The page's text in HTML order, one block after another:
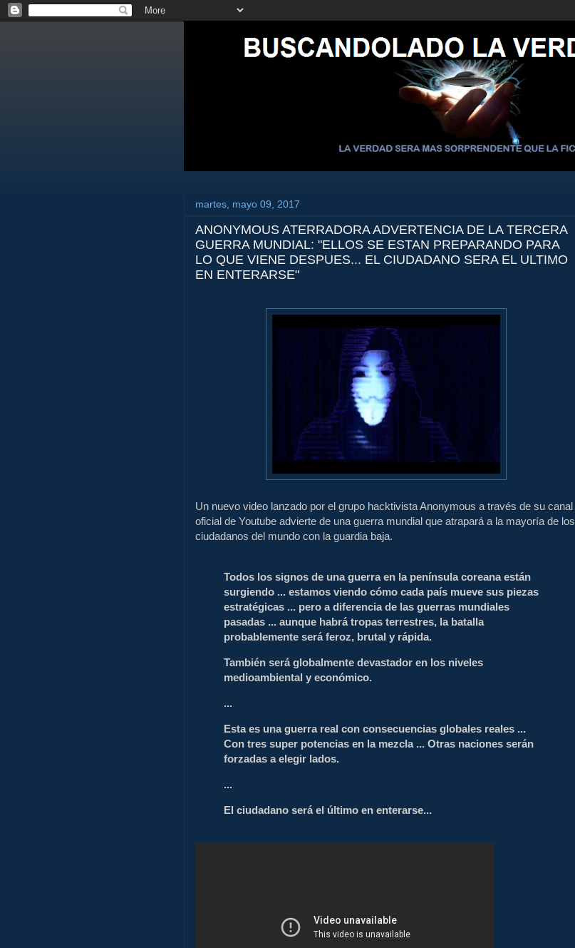
martes, mayo 09, 2017
ANONYMOUS ATERRADORA ADVERTENCIA DE LA TERCERA
GUERRA MUNDIAL: "ELLOS SE ESTAN PREPARANDO PARA
LO QUE VIENE DESPUES... EL CIUDADANO SERA EL ULTIMO
EN ENTERARSE"
Un nuevo video lanzado por el grupo hacktivista Anonymous a través de su canal
oficial de Youtube advierte de una guerra mundial que atrapará a la mayoría de los
ciudadanos del mundo con la guardia baja.
Todos los signos de una guerra en la península coreana están
surgiendo ... estamos viendo cómo cada país mueve sus piezas
estratégicas ... pero a diferencia de las guerras mundiales
pasadas ... aunque habrá tropas terrestres, la batalla
probablemente será feroz, brutal y rápida.
También será globalmente devastador en los niveles
medioambiental y económico.
...
Esta es una guerra real con consecuencias globales reales ...
Con tres super potencias en la mezcla ... Otras naciones serán
forzadas a elegir lados.
...
El ciudadano será el último en enterarse...